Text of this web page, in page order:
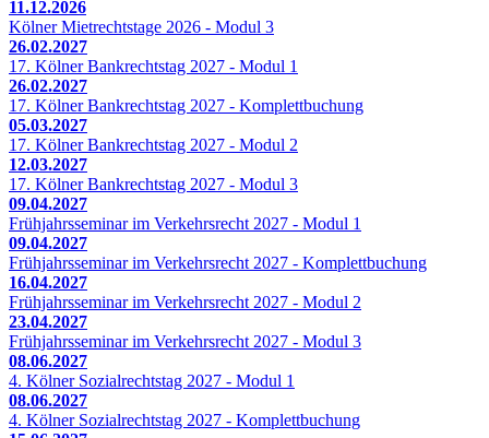
11.12.2026
Kölner Mietrechtstage 2026 - Modul 3
26.02.2027
17. Kölner Bankrechtstag 2027 - Modul 1
26.02.2027
17. Kölner Bankrechtstag 2027 - Komplettbuchung
05.03.2027
17. Kölner Bankrechtstag 2027 - Modul 2
12.03.2027
17. Kölner Bankrechtstag 2027 - Modul 3
09.04.2027
Frühjahrsseminar im Verkehrsrecht 2027 - Modul 1
09.04.2027
Frühjahrsseminar im Verkehrsrecht 2027 - Komplettbuchung
16.04.2027
Frühjahrsseminar im Verkehrsrecht 2027 - Modul 2
23.04.2027
Frühjahrsseminar im Verkehrsrecht 2027 - Modul 3
08.06.2027
4. Kölner Sozialrechtstag 2027 - Modul 1
08.06.2027
4. Kölner Sozialrechtstag 2027 - Komplettbuchung